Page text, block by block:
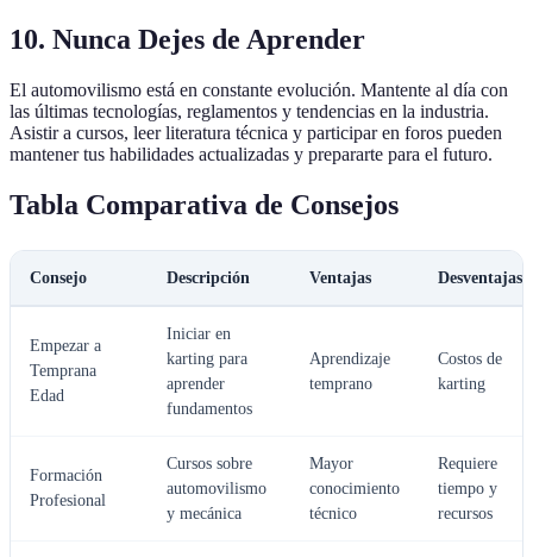
10. Nunca Dejes de Aprender
El automovilismo está en constante evolución. Mantente al día con
las últimas tecnologías, reglamentos y tendencias en la industria.
Asistir a cursos, leer literatura técnica y participar en foros pueden
mantener tus habilidades actualizadas y prepararte para el futuro.
Tabla Comparativa de Consejos
Consejo Descripción Ventajas Desventajas
Empezar a
Temprana
Edad
Iniciar en
karting para
aprender
fundamentos
Aprendizaje
temprano
Costos de
karting
Formación
Profesional
Cursos sobre
automovilismo
y mecánica
Mayor
conocimiento
técnico
Requiere
tiempo y
recursos